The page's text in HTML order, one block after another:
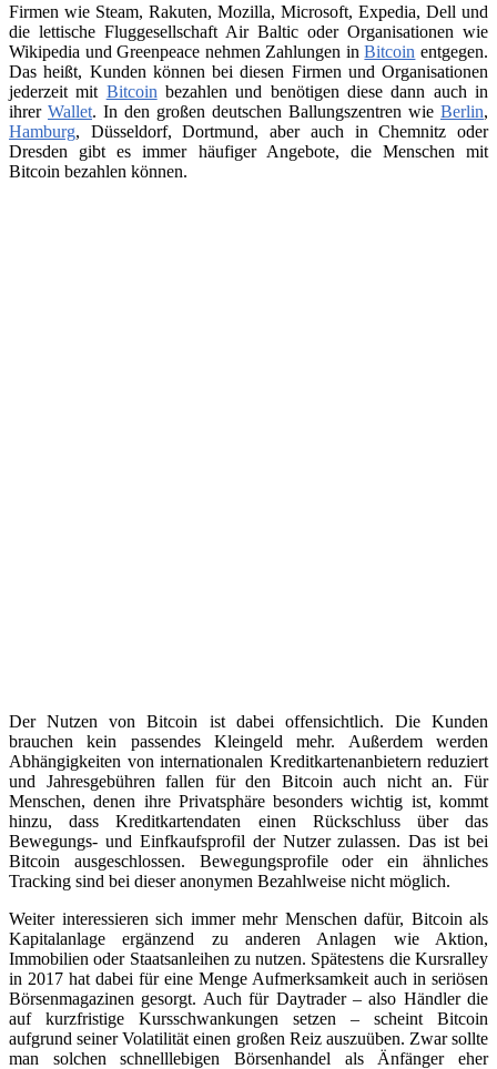
Firmen wie Steam, Rakuten, Mozilla, Microsoft, Expedia, Dell und
die lettische Fluggesellschaft Air Baltic oder Organisationen wie
Wikipedia und Greenpeace nehmen Zahlungen inBitcoin entgegen.
Das heißt, Kunden können bei diesen Firmen und Organisationen
jederzeit mit Bitcoin bezahlen und benötigen diese dann auch in
ihrer Wallet. In den großen deutschen Ballungszentren wie Berlin,
Hamburg, Düsseldorf, Dortmund, aber auch in Chemnitz oder
Dresden gibt es immer häufiger Angebote, die Menschen mit
Bitcoin bezahlen können.
Der Nutzen von Bitcoin ist dabei offensichtlich. Die Kunden
brauchen kein passendes Kleingeld mehr. Außerdem werden
Abhängigkeiten von internationalen Kreditkartenanbietern reduziert
und Jahresgebühren fallen für den Bitcoin auch nicht an. Für
Menschen, denen ihre Privatsphäre besonders wichtig ist, kommt
hinzu, dass Kreditkartendaten einen Rückschluss über das
Bewegungs- und Einfkaufsprofil der Nutzer zulassen. Das ist bei
Bitcoin ausgeschlossen. Bewegungsprofile oder ein ähnliches
Tracking sind bei dieser anonymen Bezahlweise nicht möglich.
Weiter interessieren sich immer mehr Menschen dafür, Bitcoin als
Kapitalanlage ergänzend zu anderen Anlagen wie Aktion,
Immobilien oder Staatsanleihen zu nutzen. Spätestens die Kursralley
in 2017 hat dabei für eine Menge Aufmerksamkeit auch in seriösen
Börsenmagazinen gesorgt. Auch für Daytrader – also Händler die
auf kurzfristige Kursschwankungen setzen – scheint Bitcoin
aufgrund seiner Volatilität einen großen Reiz auszuüben. Zwar sollte
man solchen schnelllebigen Börsenhandel als Änfänger eher